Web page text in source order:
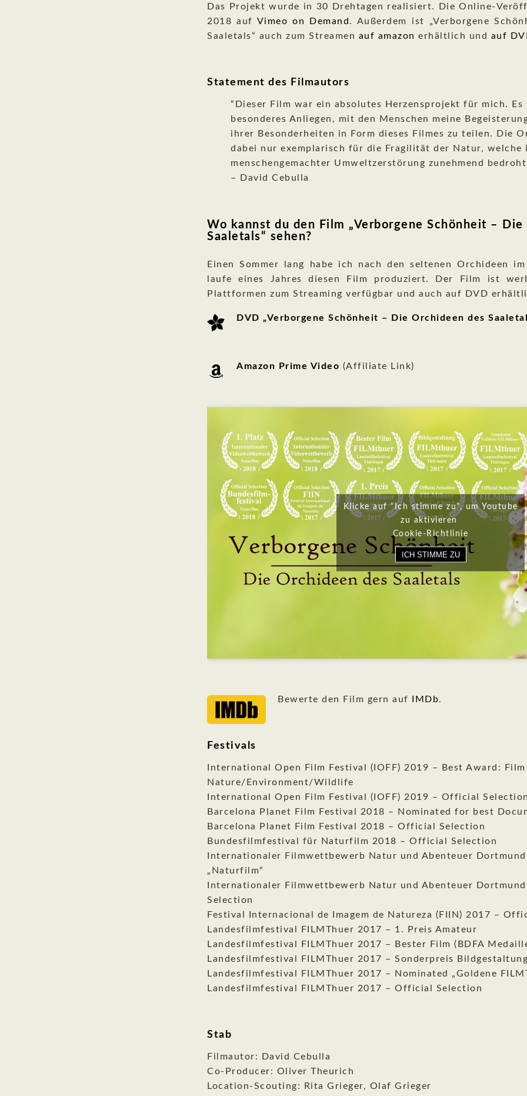
Das Projekt wurde in 30 Drehtagen realisiert. Die Online-
2018 auf Vimeo on Demand. Außerdem ist „Verborgene
Saaletals“ auch zum Streamen auf amazon erhältlich und auf
Statement des Filmautors
“Dieser Film war ein absolutes Herzensprojekt für mich.
besonderes Anliegen, mit den Menschen meine
ihrer Besonderheiten in Form dieses Filmes zu teilen. Die
dabei nur exemplarisch für die Fragilität der Natur, welche
menschengemachter Umweltzerstörung zunehmend
– David Cebulla
Wo kannst du den Film „Verborgene Schönheit –
Saaletals“ sehen?
Einen Sommer lang habe ich nach den seltenen Orchideen
laufe eines Jahres diesen Film produziert. Der Film ist
Plattformen zum Streaming verfügbar und auch auf DVD
DVD „Verborgene Schönheit – Die Orchideen des
Amazon Prime Video (Affiliate Link)
Klicke auf "Ich stimme zu", um Youtube
zu aktivieren
Cookie-Richtlinie
ICH STIMME ZU
Bewerte den Film gern auf IMDb.
Festivals
International Open Film Festival (IOFF) 2019 – Best Award:
Nature/Environment/Wildlife
International Open Film Festival (IOFF) 2019 – Official
Barcelona Planet Film Festival 2018 – Nominated for best
Barcelona Planet Film Festival 2018 – Official Selection
Bundesfilmfestival für Naturfilm 2018 – Official Selection
Internationaler Filmwettbewerb Natur und Abenteuer
„Naturfilm“
Internationaler Filmwettbewerb Natur und Abenteuer
Selection
Festival Internacional de Imagem de Natureza (FIIN) 2017 –
Landesfilmfestival FILMThuer 2017 – 1. Preis Amateur
Landesfilmfestival FILMThuer 2017 – Bester Film (BDFA
Landesfilmfestival FILMThuer 2017 – Sonderpreis
Landesfilmfestival FILMThuer 2017 – Nominated „Goldene
Landesfilmfestival FILMThuer 2017 – Official Selection
Stab
Filmautor: David Cebulla
Co-Producer: Oliver Theurich
Location-Scouting: Rita Grieger, Olaf Grieger